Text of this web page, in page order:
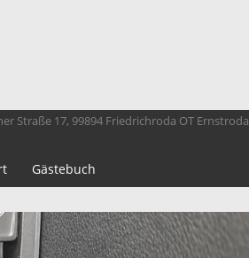
Straße 17, 99894 Friedrichroda OT Ernstroda
Gästebuch